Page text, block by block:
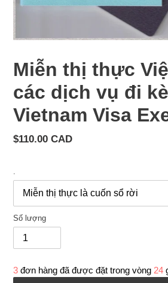
Miễn thị thực
các dịch vụ đi
Vietnam Visa
Giá
thường
$110.00 CAD
Số lượng
3 đơn hàng đã được đặt trong vòng 24